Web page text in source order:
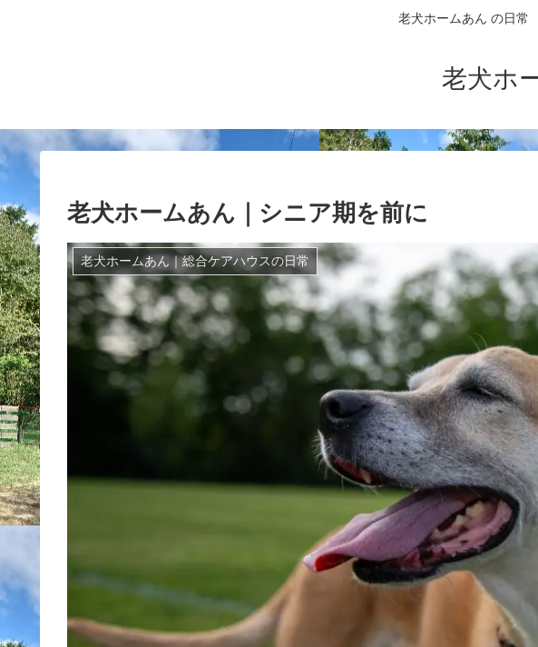
老犬ホームあん の日常
老犬ホ
老犬ホームあん｜シニア期を前に
老犬ホームあん｜総合ケアハウスの日常